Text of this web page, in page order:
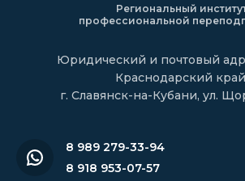
Региональный
профессиональной
Юридический и почтовый
Краснодарский
г. Славянск-на-Кубани, ул.
8 989 279-33-94
8 918 953-07-57